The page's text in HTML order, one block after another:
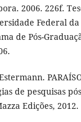
2006. 226f.
Federal
de Pós-
de pesquisas
Edições, 2012.